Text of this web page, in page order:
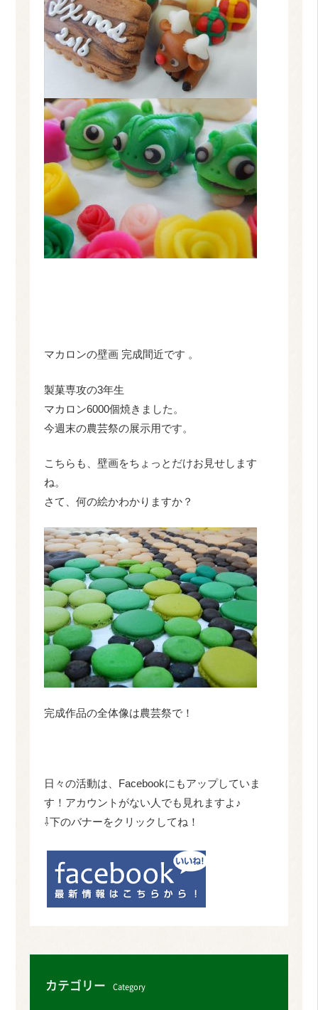
マカロンの壁画 完成間近です 。
製菓専攻の3年生
マカロン6000個焼きました。
今週末の農芸祭の展示用です。
こちらも、壁画をちょっとだけお見せします
ね。
さて、何の絵かわかりますか？
完成作品の全体像は農芸祭で！
日々の活動は、Facebookにもアップしていま
す！アカウントがない人でも見れますよ♪
⇩下のバナーをクリックしてね！
カテゴリー Category